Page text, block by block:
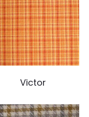
Victor